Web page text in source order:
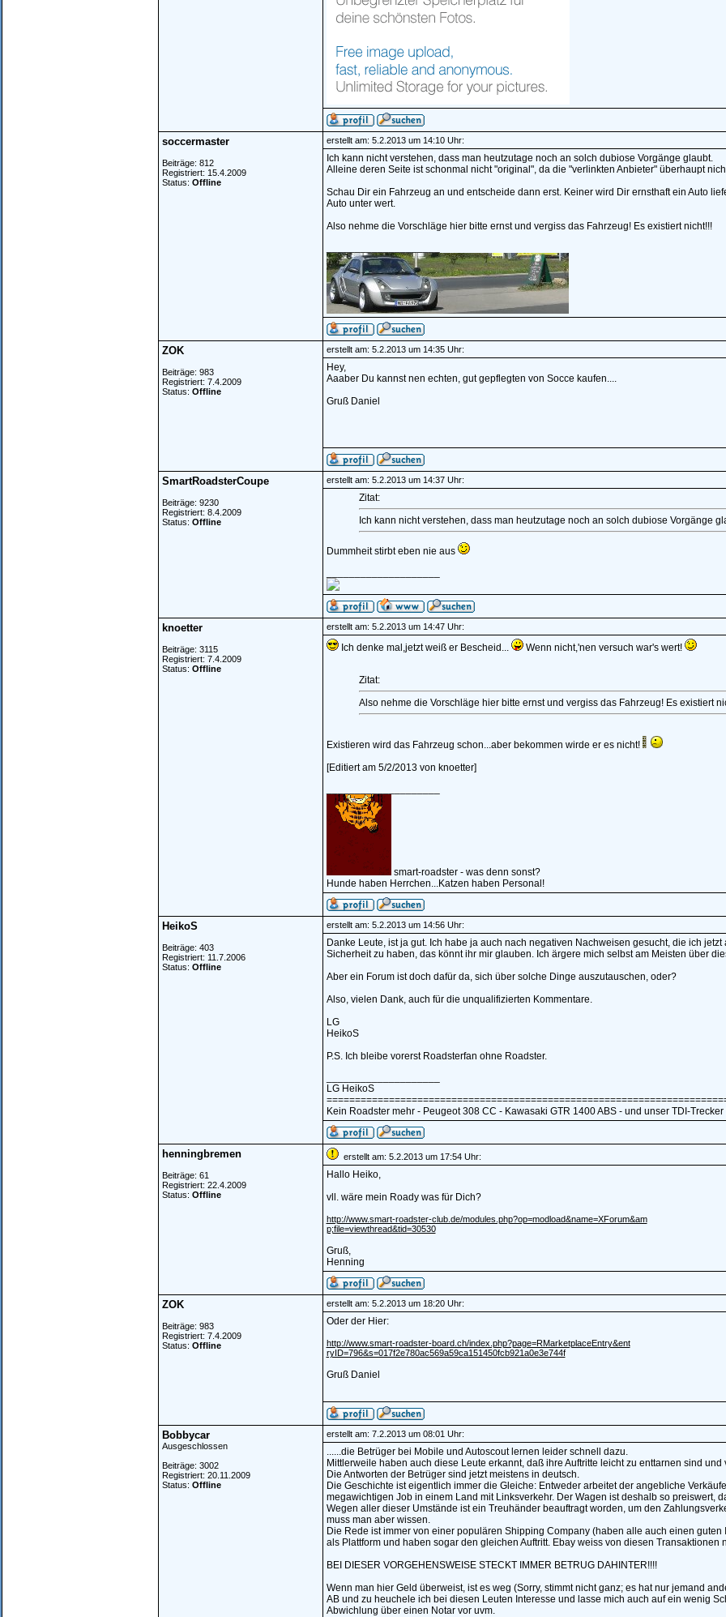
soccermaster
Beiträge: 812
Registriert: 15.4.2009
Status: Offline
erstellt am: 5.2.2013 um 14:10 Uhr:
Ich kann nicht verstehen, dass man heutzutage noch an solch dubiose Vorgänge glaubt.
Alleine deren Seite ist schonmal nicht "original", da die "verlinkten Anbieter" überhaupt
Schau Dir ein Fahrzeug an und entscheide dann erst. Keiner wird Dir ernsthaft ein Auto
Auto unter wert.
Also nehme die Vorschläge hier bitte ernst und vergiss das Fahrzeug! Es existiert nicht!!!
ZOK
Beiträge: 983
Registriert: 7.4.2009
Status: Offline
erstellt am: 5.2.2013 um 14:35 Uhr:
Hey,
Aaaber Du kannst nen echten, gut gepflegten von Socce kaufen....
Gruß Daniel
SmartRoadsterCoupe
Beiträge: 9230
Registriert: 8.4.2009
Status: Offline
erstellt am: 5.2.2013 um 14:37 Uhr:
Zitat:
Ich kann nicht verstehen, dass man heutzutage noch an solch dubiose Vorgänge
Dummheit stirbt eben nie aus
knoetter
Beiträge: 3115
Registriert: 7.4.2009
Status: Offline
erstellt am: 5.2.2013 um 14:47 Uhr:
Ich denke mal,jetzt weiß er Bescheid... Wenn nicht,'nen versuch war's wert!
Zitat:
Also nehme die Vorschläge hier bitte ernst und vergiss das Fahrzeug! Es existiert
Existieren wird das Fahrzeug schon...aber bekommen wirde er es nicht!
[Editiert am 5/2/2013 von knoetter]
smart-roadster - was denn sonst?
Hunde haben Herrchen...Katzen haben Personal!
HeikoS
Beiträge: 403
Registriert: 11.7.2006
Status: Offline
erstellt am: 5.2.2013 um 14:56 Uhr:
Danke Leute, ist ja gut. Ich habe ja auch nach negativen Nachweisen gesucht, die ich
Sicherheit zu haben, das könnt ihr mir glauben. Ich ärgere mich selbst am Meisten über
Aber ein Forum ist doch dafür da, sich über solche Dinge auszutauschen, oder?
Also, vielen Dank, auch für die unqualifizierten Kommentare.
LG
HeikoS
P.S. Ich bleibe vorerst Roadsterfan ohne Roadster.
LG HeikoS
Kein Roadster mehr - Peugeot 308 CC - Kawasaki GTR 1400 ABS - und unser TDI-
henningbremen
Beiträge: 61
Registriert: 22.4.2009
Status: Offline
erstellt am: 5.2.2013 um 17:54 Uhr:
Hallo Heiko,
vll. wäre mein Roady was für Dich?
http://www.smart-roadster-club.de/modules.php?op=modload&name=XForum&am
p;file=viewthread&tid=30530
Gruß,
Henning
ZOK
Beiträge: 983
Registriert: 7.4.2009
Status: Offline
erstellt am: 5.2.2013 um 18:20 Uhr:
Oder der Hier:
http://www.smart-roadster-board.ch/index.php?page=RMarketplaceEntry&ent
ryID=796&s=017f2e780ac569a59ca151450fcb921a0e3e744f
Gruß Daniel
Bobbycar
Ausgeschlossen
Beiträge: 3002
Registriert: 20.11.2009
Status: Offline
erstellt am: 7.2.2013 um 08:01 Uhr:
......die Betrüger bei Mobile und Autoscout lernen leider schnell dazu.
Mittlerweile haben auch diese Leute erkannt, daß ihre Auftritte leicht zu enttarnen sind
Die Antworten der Betrüger sind jetzt meistens in deutsch.
Die Geschichte ist eigentlich immer die Gleiche: Entweder arbeitet der angebliche
megawichtigen Job in einem Land mit Linksverkehr. Der Wagen ist deshalb so preiswert,
Wegen aller dieser Umstände ist ein Treuhänder beauftragt worden, um den
muss man aber wissen.
Die Rede ist immer von einer populären Shipping Company (haben alle auch einen
als Plattform und haben sogar den gleichen Auftritt. Ebay weiss von diesen Transaktionen
BEI DIESER VORGEHENSWEISE STECKT IMMER BETRUG DAHINTER!!!!
Wenn man hier Geld überweist, ist es weg (Sorry, stimmt nicht ganz; es hat nur jemand
AB und zu heuchele ich bei diesen Leuten Interesse und lasse mich auch auf ein wenig
Abwichlung über einen Notar vor uvm.